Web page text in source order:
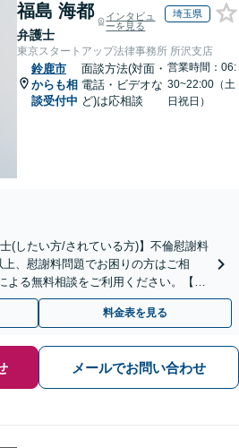
福島 海都
弁護士
インタビュ
ーを見る
埼玉県
東京スタートアップ法律事務所 所沢支店
鈴鹿市
からも相
談受付中
面談方法(対面・
電話・ビデオな
ど)は応相談
営業時間：06:
30~22:00（土
日祝日）
(したい方/されている方)】不倫慰謝料
、慰謝料問題でお困りの方はご相
よる無料相談をご利用ください。【不
】
料金表を見る
メールでお問い合わせ